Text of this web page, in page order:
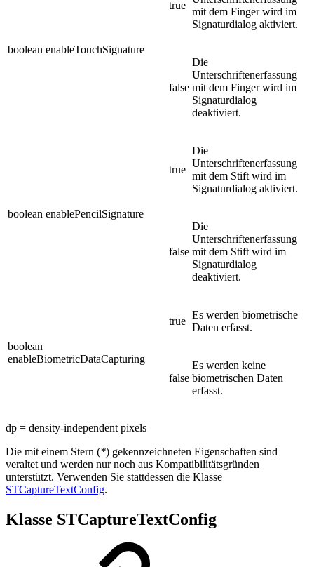
boolean enableTouchSignature
true
mit dem Finger wird im
Signaturdialog aktiviert.
false
Die
Unterschriftenerfassung
mit dem Finger wird im
Signaturdialog
deaktiviert.
boolean enablePencilSignature
true
Die
Unterschriftenerfassung
mit dem Stift wird im
Signaturdialog aktiviert.
false
Die
Unterschriftenerfassung
mit dem Stift wird im
Signaturdialog
deaktiviert.
boolean
enableBiometricDataCapturing
true
Es werden biometrische
Daten erfasst.
false
Es werden keine
biometrischen Daten
erfasst.
dp = density-independent pixels
Die mit einem Stern (*) gekennzeichneten Eigenschaften sind
veraltet und werden nur noch aus Kompatibilitätsgründen
unterstützt. Verwenden Sie stattdessen die Klasse
STCaptureTextConfig.
Klasse STCaptureTextConfig